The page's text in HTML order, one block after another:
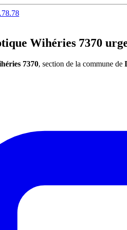
Wihéries 7370
7370, section de la commune de